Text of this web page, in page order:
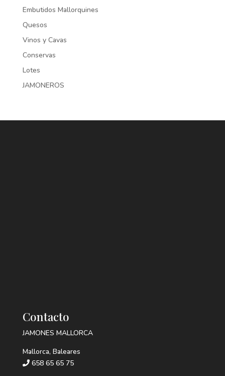
Embutidos Mallorquines
Quesos
Vinos y Cavas
Conservas
Lotes
JAMONEROS
Contacto
JAMONES MALLORCA
Mallorca, Baleares
658 65 65 75